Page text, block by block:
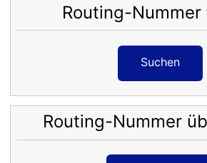
Routing-
Suchen
Routing-Nummer